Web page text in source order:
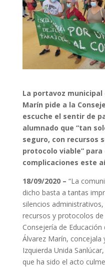
La portavoz municipal
Marín pide a la
escuche el sentir de
alumnado que “tan
seguro, con recursos
protocolo viable”
complicaciones este
18/09/2020 – “La
dicho basta a tantas
silencios
recursos y protocolos
Consejería de Educación
Álvarez Marín,
Izquierda Unida
que ha sido el acto